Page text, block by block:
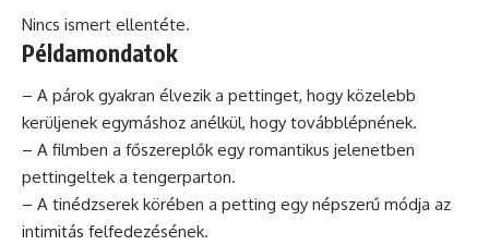
Nincs ismert ellentéte.
Példamondatok
– A párok gyakran élvezik a pettinget, hogy közelebb
kerüljenek egymáshoz anélkül, hogy továbblépnének.
– A filmben a főszereplők egy romantikus jelenetben
pettingeltek a tengerparton.
– A tinédzserek körében a petting egy népszerű módja az
intimitás felfedezésének.